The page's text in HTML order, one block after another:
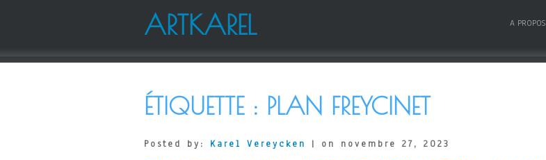
ARTKAREL A PROPOS
ÉTIQUETTE : PLAN FREYCINET
Posted by: Karel Vereycken | on novembre 27, 2023